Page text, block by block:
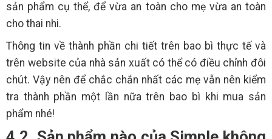
sản phẩm cụ thể, để vừa an toàn cho mẹ vừa an toàn
cho thai nhi.
Thông tin về thành phần chi tiết trên bao bì thực tế và
trên website của nhà sản xuất có thể có điều chỉnh đôi
chút. Vậy nên để chắc chắn nhất các mẹ vẫn nên kiểm
tra thành phần một lần nữa trên bao bì khi mua sản
phẩm nhé!